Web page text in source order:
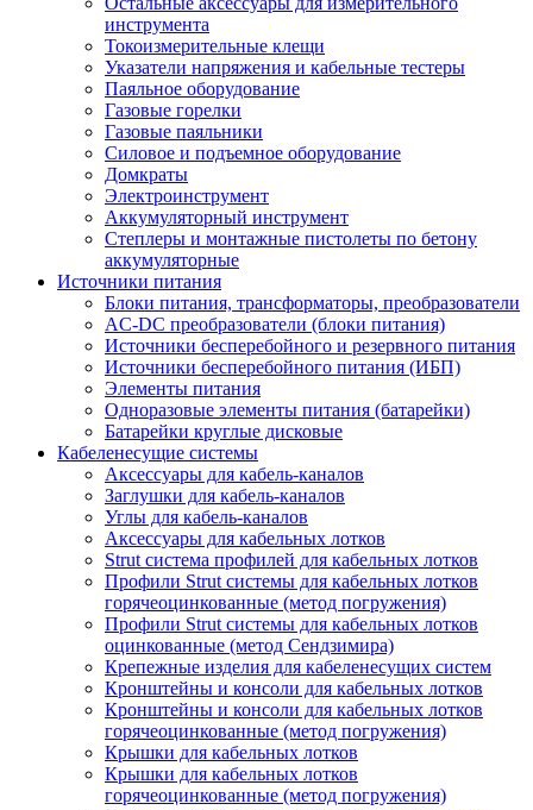
инструмента
Токоизмерительные клещи
Указатели напряжения и кабельные тестеры
Паяльное оборудование
Газовые горелки
Газовые паяльники
Силовое и подъемное оборудование
Домкраты
Электроинструмент
Аккумуляторный инструмент
Степлеры и монтажные пистолеты по бетону
аккумуляторные
Источники питания
Блоки питания, трансформаторы, преобразователи
AC-DC преобразователи (блоки питания)
Источники бесперебойного и резервного питания
Источники бесперебойного питания (ИБП)
Элементы питания
Одноразовые элементы питания (батарейки)
Батарейки круглые дисковые
Кабеленесущие системы
Аксессуары для кабель-каналов
Заглушки для кабель-каналов
Углы для кабель-каналов
Аксессуары для кабельных лотков
Strut система профилей для кабельных лотков
Профили Strut системы для кабельных лотков
горячеоцинкованные (метод погружения)
Профили Strut системы для кабельных лотков
оцинкованные (метод Сендзимира)
Крепежные изделия для кабеленесущих систем
Кронштейны и консоли для кабельных лотков
Кронштейны и консоли для кабельных лотков
горячеоцинкованные (метод погружения)
Крышки для кабельных лотков
Крышки для кабельных лотков
горячеоцинкованные (метод погружения)